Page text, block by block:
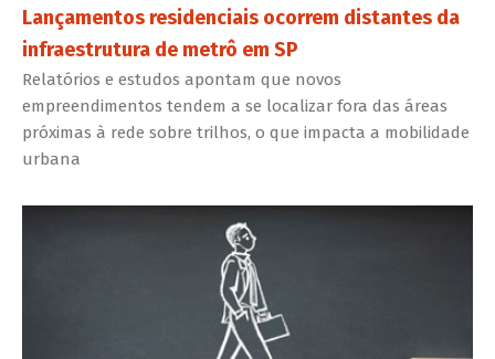
Lançamentos residenciais ocorrem distantes da
infraestrutura de metrô em SP
Relatórios e estudos apontam que novos
empreendimentos tendem a se localizar fora das áreas
próximas à rede sobre trilhos, o que impacta a mobilidade
urbana